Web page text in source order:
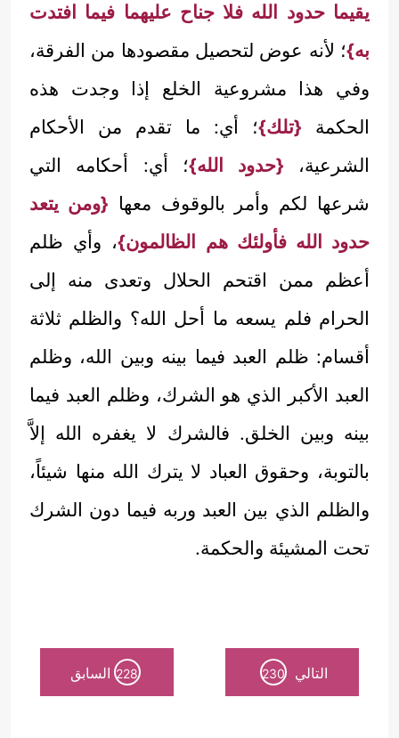
يقيما حدود الله فلا جناح عليهما فيما افتدت
به}؛ لأنه عوض لتحصيل مقصودها من الفرقة،
وفي هذا مشروعية الخلع إذا وجدت هذه
الحكمة {تلك}؛ أي: ما تقدم من الأحكام
الشرعية، {حدود الله}؛ أي: أحكامه التي
شرعها لكم وأمر بالوقوف معها {ومن يتعد
حدود الله فأولئك هم الظالمون}، وأي ظلم
أعظم ممن اقتحم الحلال وتعدى منه إلى
الحرام فلم يسعه ما أحل الله؟ والظلم ثلاثة
أقسام: ظلم العبد فيما بينه وبين الله، وظلم
العبد الأكبر الذي هو الشرك، وظلم العبد فيما
بينه وبين الخلق. فالشرك لا يغفره الله إلاَّ
بالتوبة، وحقوق العباد لا يترك الله منها شيئاً،
والظلم الذي بين العبد وربه فيما دون الشرك
تحت المشيئة والحكمة.
التالي 230
228 السابق